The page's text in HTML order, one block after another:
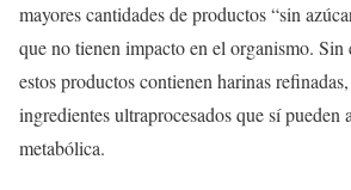
mayores cantidades de productos “sin
que no tienen impacto en el organismo. Sin
estos productos contienen harinas
ingredientes ultraprocesados que sí pueden
metabólica.